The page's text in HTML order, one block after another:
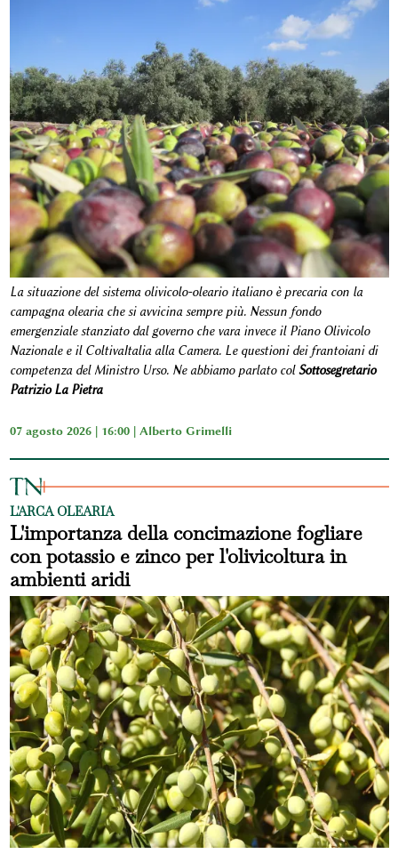
La situazione del sistema olivicolo-oleario italiano è precaria con la
campagna olearia che si avvicina sempre più. Nessun fondo
emergenziale stanziato dal governo che vara invece il Piano Olivicolo
Nazionale e il ColtivaItalia alla Camera. Le questioni dei frantoiani di
competenza del Ministro Urso. Ne abbiamo parlato colSottosegretario
Patrizio La Pietra
07 agosto 2026 | 16:00 | Alberto Grimelli
L'ARCA OLEARIA
L'importanza della concimazione fogliare
con potassio e zinco per l'olivicoltura in
ambienti aridi